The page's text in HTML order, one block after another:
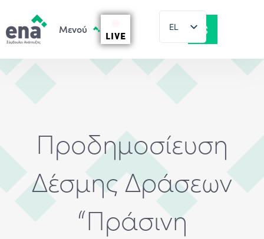
LIVE
EL
EN
Προδημοσίευση
Δέσμης Δράσεων
“Πράσινη